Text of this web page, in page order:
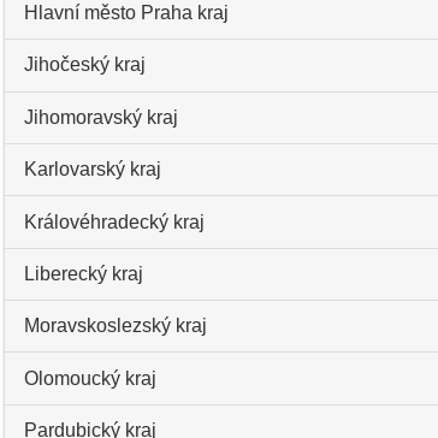
Hlavní město Praha kraj
Jihočeský kraj
Jihomoravský kraj
Karlovarský kraj
Královéhradecký kraj
Liberecký kraj
Moravskoslezský kraj
Olomoucký kraj
Pardubický kraj